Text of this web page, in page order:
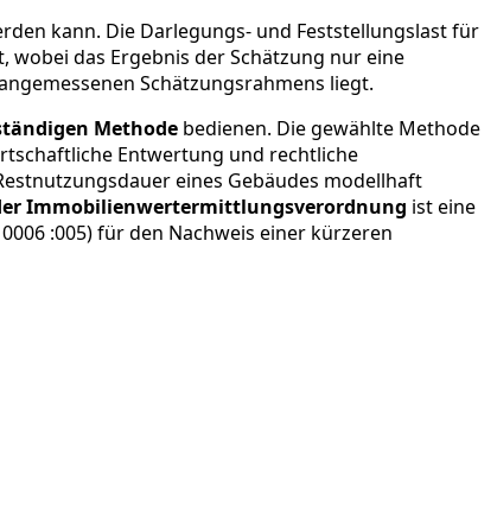
kann. Die Darlegungs- und Feststellungslast für
das Ergebnis der Schätzung nur eine
Schätzungsrahmens liegt.
Methode bedienen. Die gewählte Methode
Entwertung und rechtliche
eines Gebäudes modellhaft
Immobilienwertermittlungsverordnung ist eine
:005) für den Nachweis einer kürzeren